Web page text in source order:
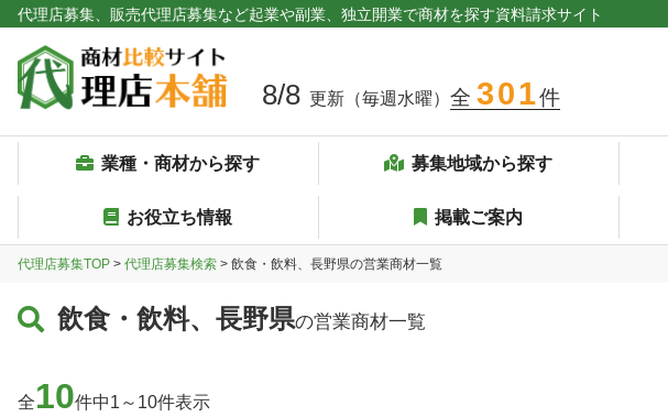
代理店募集、販売代理店募集など起業や副業、独立開業で商材を探す資料請求サイト
8/8 更新（毎週水曜） 全 301件
業種・商材から探す 募集地域から探す
お役立ち情報 掲載ご案内
代理店募集TOP > 代理店募集検索 > 飲食・飲料、長野県の営業商材一覧
飲食・飲料、長野県の営業商材一覧
全10件中1～10件表示